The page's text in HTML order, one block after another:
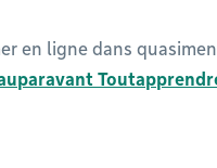
en ligne dans